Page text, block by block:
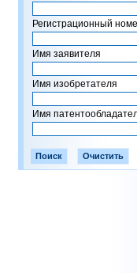
Регистрационный
Имя заявителя
Имя изобретателя
Имя